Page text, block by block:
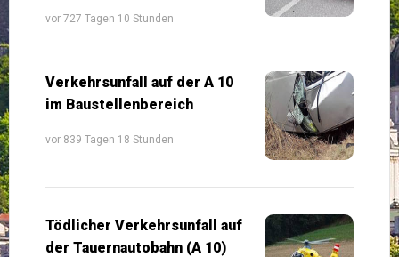
vor 727 Tagen 10 Stunden
Verkehrsunfall auf der A 10
im Baustellenbereich
vor 839 Tagen 18 Stunden
Tödlicher Verkehrsunfall auf
der Tauernautobahn (A 10)